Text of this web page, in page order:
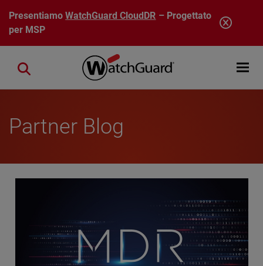
Salta al contenuto principale
PresentiamoWatchGuard CloudDR – Progettato
per MSP
Open
Close search
Partner Blog